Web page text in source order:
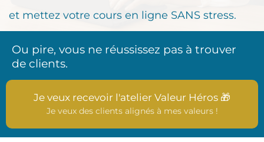
et mettez votre cours en ligne SANS stress.
Ou pire, vous ne réussissez pas à trouver
de clients.
Je veux recevoir l'atelier Valeur Héros 🎁
Je veux des clients alignés à mes valeurs !